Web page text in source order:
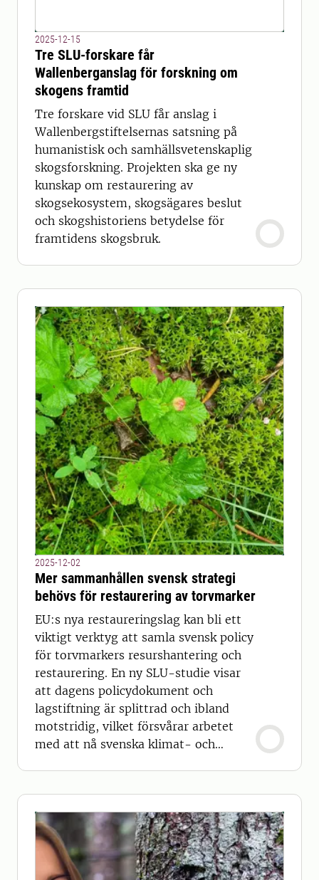
2025-12-15
Tre SLU-forskare får
Wallenberganslag för forskning om
skogens framtid
Tre forskare vid SLU får anslag i
Wallenbergstiftelsernas satsning på
humanistisk och samhällsvetenskaplig
skogsforskning. Projekten ska ge ny
kunskap om restaurering av
skogsekosystem, skogsägares beslut
och skogshistoriens betydelse för
framtidens skogsbruk.
2025-12-02
Mer sammanhållen svensk strategi
behövs för restaurering av torvmarker
EU:s nya restaureringslag kan bli ett
viktigt verktyg att samla svensk policy
för torvmarkers resurshantering och
restaurering. En ny SLU-studie visar
att dagens policydokument och
lagstiftning är splittrad och ibland
motstridig, vilket försvårar arbetet
med att nå svenska klimat- och